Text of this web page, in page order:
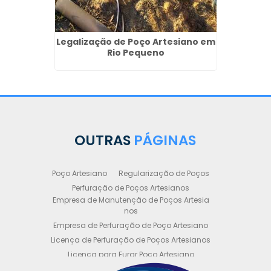
Legalização de Poço Artesiano em
Rio Pequeno
OUTRAS PÁGINAS
Poço Artesiano
Regularização de Poços
Perfuração de Poços Artesianos
Empresa de Manutenção de Poços Artesia
nos
Empresa de Perfuração de Poço Artesiano
Licença de Perfuração de Poços Artesianos
Licença para Furar Poço Artesiano
Licença para Perfuração de Poço Artesiano